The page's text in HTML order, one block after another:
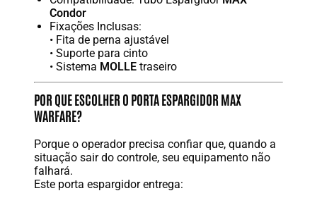
Condor
Fixações Inclusas:
• Fita de perna ajustável
• Suporte para cinto
• Sistema MOLLE traseiro
POR QUE ESCOLHER O PORTA ESPARGIDOR MAX
WARFARE?
Porque o operador precisa confiar que, quando a
situação sair do controle, seu equipamento não
falhará.
Este porta espargidor entrega: